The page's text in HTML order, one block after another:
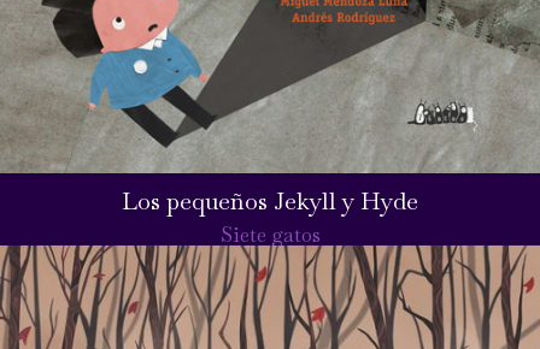
Los pequeños Jekyll y Hyde
Siete gatos